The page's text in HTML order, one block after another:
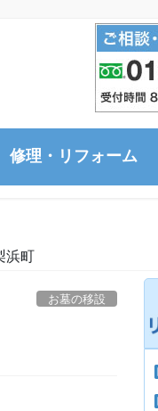
修理・リフォーム
浜町
お墓の移設